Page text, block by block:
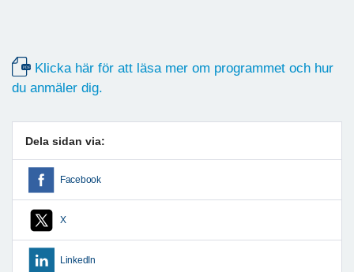
Klicka här för att läsa mer om programmet och hur
du anmäler dig.
Dela sidan via:
Facebook
X
LinkedIn